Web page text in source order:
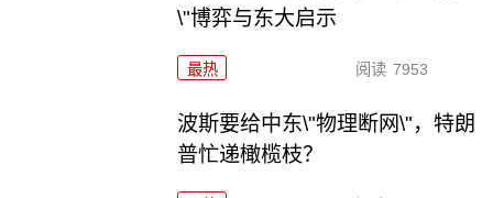
\"博弈与东大启示
最热 阅读 7953
波斯要给中东\"物理断网\"，特朗
普忙递橄榄枝？